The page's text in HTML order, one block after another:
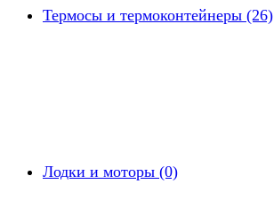
Термосы и термоконтейнеры (26)
Лодки и моторы (0)